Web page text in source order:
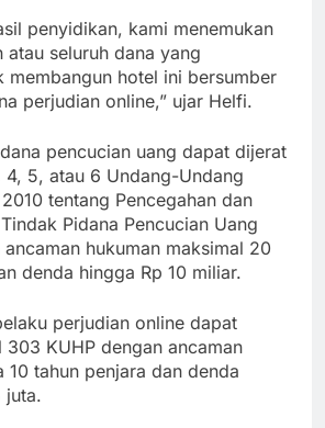
penyidikan, kami menemukan
atau seluruh dana yang
membangun hotel ini bersumber
perjudian online,” ujar Helfi.
pencucian uang dapat dijerat
4, 5, atau 6 Undang-Undang
tentang Pencegahan dan
Pidana Pencucian Uang
hukuman maksimal 20
denda hingga Rp 10 miliar.
perjudian online dapat
303 KUHP dengan ancaman
10 tahun penjara dan denda
juta.